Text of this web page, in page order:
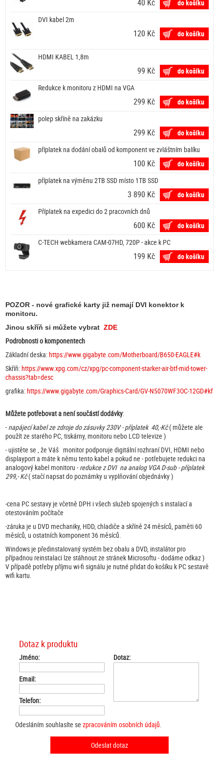
40 Kč
do košíku
DVI kabel 2m
120 Kč do košíku
HDMI KABEL 1,8m
99 Kč
do košíku
Redukce k monitoru z HDMI na VGA
299 Kč
do košíku
polep skříně na zakázku
299 Kč
do košíku
příplatek na dodání obalů od komponent ve zvláštním balíku
100 Kč
do košíku
příplatek na výměnu 2TB SSD místo 1TB SSD
3 890 Kč
do košíku
Příplatek na expedici do 2 pracovních dnů
600 Kč
do košíku
C-TECH webkamera CAM-07HD, 720P - akce k PC
199 Kč do košíku
POZOR - nové grafické karty již nemají DVI konektor k
monitoru.
Jinou skříň si můžete vybratZDE
Podrobnosti o komponentech
Základní deska:https://www.gigabyte.com/Motherboard/B650-EAGLE#k
Skříň:https://www.xpg.com/cz/xpg/pc-component-starker-air-btf-mid-tower-
chassis?tab=desc
grafika:https://www.gigabyte.com/Graphics-Card/GV-N5070WF3OC-12GD#kf
Můžete potřebovat a není součástí dodávky:
-napájecí kabel ze zdroje do zásuvky 230V - příplatek 40,-Kč( můžete ale
použít ze starého PC, tiskárny, monitoru nebo LCD televize )
- ujistěte se , že Váš monitor podporuje digitální rozhraní DVI, HDMI nebo
displayport a máte k němu tento kabel a pokud ne - potřebujete redukci na
analogový kabel monitoru -redukce z DVI na analog VGA D-sub - příplatek
299,- Kč( stačí napsat do poznámky u vyplňování objednávky )
-cena PC sestavy je včetně DPH i všech služeb spojených s instalací a
otestováním počítače
-záruka je u DVD mechaniky, HDD, chladiče a skříně 24 měsíců, paměti 60
měsíců, u ostatních komponent 36 měsíců.
Windows je předinstalovaný systém bez obalu a DVD, instalátor pro
případnou reinstalaci lze stáhnout ze stránek Microsoftu - dodáme odkaz )
V případě potřeby příjmu wi-fi signálu je nutné přidat do košíku k PC sestavě
wifi kartu.
Dotaz k produktu
Jméno:
Email:
Telefon:
Dotaz:
Odesláním souhlasíte sezpracováním osobních údajů.